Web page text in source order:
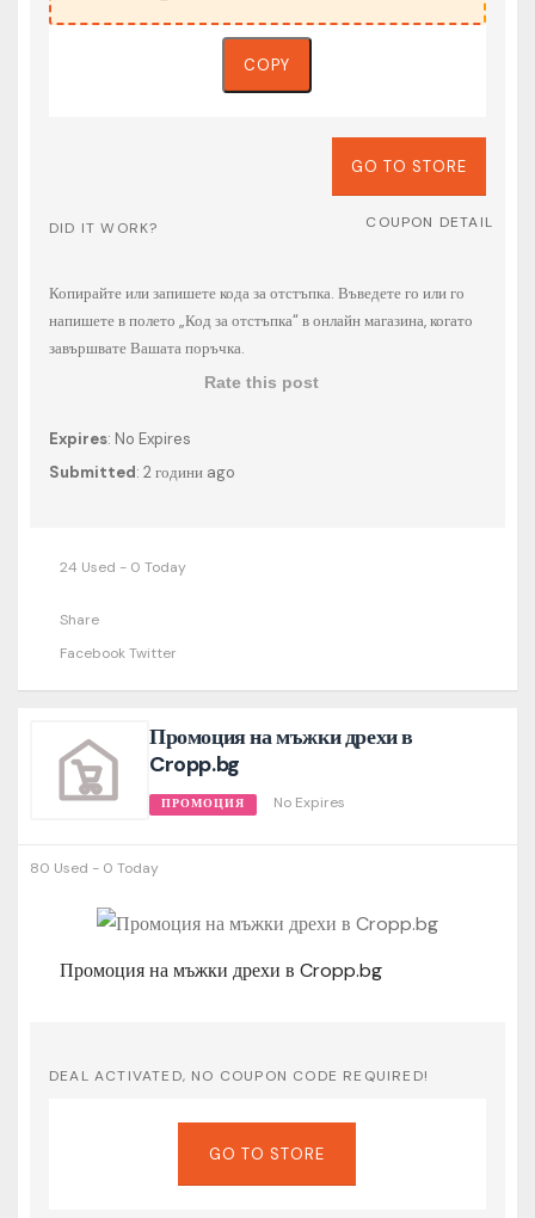
COPY
GO TO STORE
DID IT WORK? COUPON DETAIL
Копирайте или запишете кода за отстъпка. Въведете го или го
напишете в полето „Код за отстъпка“ в онлайн магазина, когато
завършвате Вашата поръчка.
Rate this post
Expires: No Expires
Submitted: 2 години ago
24 Used - 0 Today
Share
FacebookTwitter
Промоция на мъжки дрехи в
Cropp.bg
ПРОМОЦИЯ No Expires
80 Used - 0 Today
Промоция на мъжки дрехи в Cropp.bg
DEAL ACTIVATED, NO COUPON CODE REQUIRED!
GO TO STORE